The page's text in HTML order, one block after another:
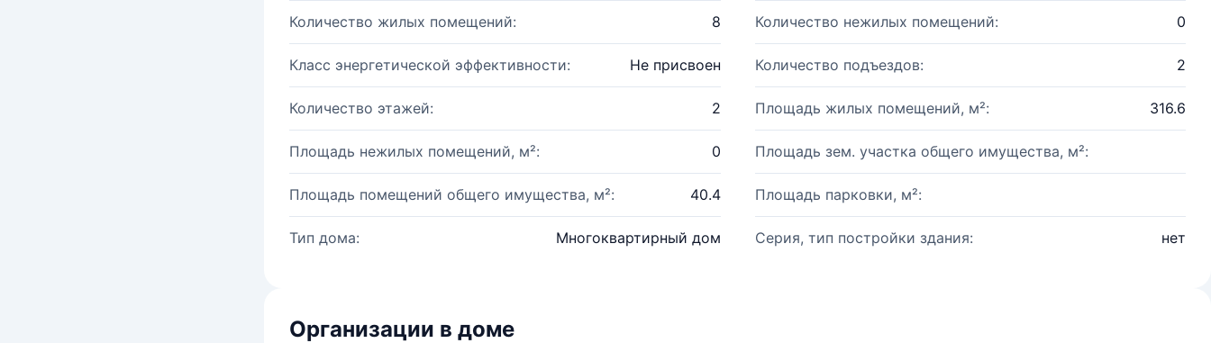
Количество жилых помещений: 8 Количество нежилых помещений: 0
Класс энергетической эффективности: Не присвоен Количество подъездов: 2
Количество этажей: 2 Площадь жилых помещений, м²: 316.6
Площадь нежилых помещений, м²: 0 Площадь зем. участка общего имущества, м²:
Площадь помещений общего имущества, м²: 40.4 Площадь парковки, м²:
Тип дома: Многоквартирный дом Серия, тип постройки здания: нет
Организации в доме